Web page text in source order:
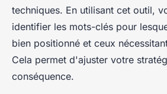
techniques. En utilisant cet outil,
identifier les mots-clés pour
bien positionné et ceux
Cela permet d'ajuster votre
conséquence.